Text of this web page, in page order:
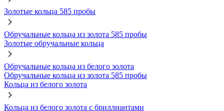
Золотые кольца 585 пробы
Обручальные кольца из золота 585 пробы
Золотые обручальные кольца
Обручальные кольца из белого золота
Обручальные кольца из золота 585 пробы
Кольца из белого золота
Кольца из белого золота с бриллиантами